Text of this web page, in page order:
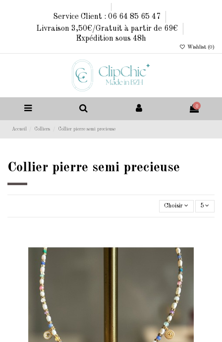
Service Client : 06 64 85 65 47
Livraison 3,50€/Gratuit à partir de 69€
Expédition sous 48h
Wishlist (0 )
0
Accueil Colliers Collier pierre semi precieuse
Collier pierre semi precieuse
Choisir 5